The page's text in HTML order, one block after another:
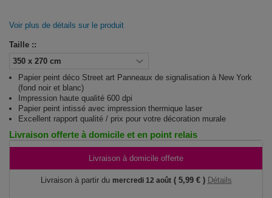
Voir plus de détails sur le produit
Taille ::
Papier peint déco Street art Panneaux de signalisation à New York
(fond noir et blanc)
Impression haute qualité 600 dpi
Papier peint intissé avec impression thermique laser
Excellent rapport qualité / prix pour votre décoration murale
Livraison offerte à domicile et en point relais
Livraison à domicile offerte
Livraison à partir du mercredi 12 août ( 5,99 € ) Détails